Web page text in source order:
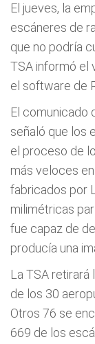
El jueves, la
escáneres de
que no podría
TSA informó el
el software de
El comunicado
señaló que los
el proceso de
más veloces
fabricados por
milimétricas
fue capaz de
producía una
La TSA
de los 30
Otros 76 se
669 de los